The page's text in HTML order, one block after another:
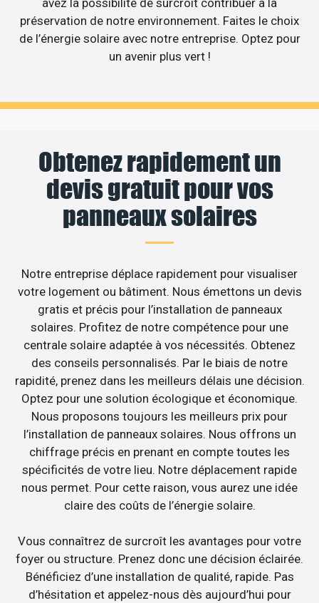
avez la possibilité de surcroît contribuer à la
préservation de notre environnement. Faites le choix
de l’énergie solaire avec notre entreprise. Optez pour
un avenir plus vert !
Obtenez rapidement un
devis gratuit pour vos
panneaux solaires
Notre entreprise déplace rapidement pour visualiser
votre logement ou bâtiment. Nous émettons un devis
gratis et précis pour l’installation de panneaux
solaires. Profitez de notre compétence pour une
centrale solaire adaptée à vos nécessités. Obtenez
des conseils personnalisés. Par le biais de notre
rapidité, prenez dans les meilleurs délais une décision.
Optez pour une solution écologique et économique.
Nous proposons toujours les meilleurs prix pour
l’installation de panneaux solaires. Nous offrons un
chiffrage précis en prenant en compte toutes les
spécificités de votre lieu. Notre déplacement rapide
nous permet. Pour cette raison, vous aurez une idée
claire des coûts de l’énergie solaire.
Vous connaîtrez de surcroît les avantages pour votre
foyer ou structure. Prenez donc une décision éclairée.
Bénéficiez d’une installation de qualité, rapide. Pas
d’hésitation et appelez-nous dès aujourd’hui pour